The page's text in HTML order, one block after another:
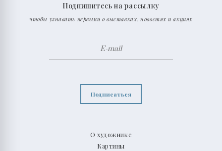
О художнике
Картины
Подпишитесь на рассылку
чтобы узнавать первыми о выставках, новостях и акциях
Подписаться